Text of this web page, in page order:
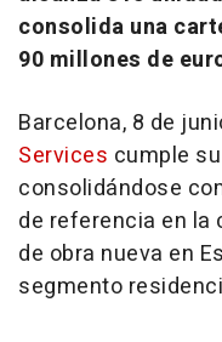
consolida una
90 millones de
Barcelona, 8 de
Services cumple
consolidándose
de referencia en la
de obra nueva en
segmento